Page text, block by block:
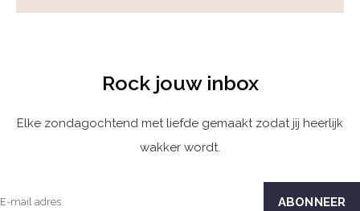
Rock jouw inbox
Elke zondagochtend met liefde gemaakt zodat jij heerlijk
wakker wordt.